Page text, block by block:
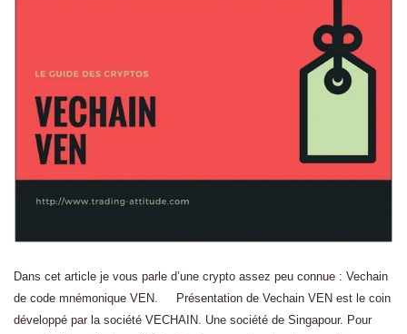
Dans cet article je vous parle d’une crypto assez peu connue : Vechain
de code mnémonique VEN. Présentation de Vechain VEN est le coin
développé par la société VECHAIN. Une société de Singapour. Pour